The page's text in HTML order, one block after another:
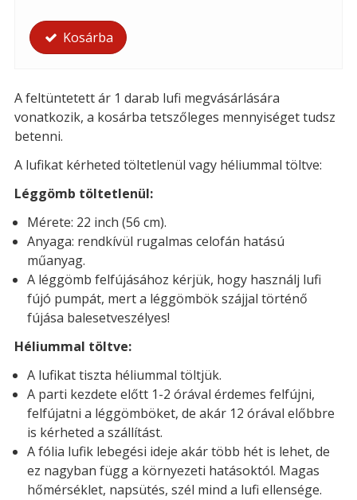
Kosárba
A feltüntetett ár 1 darab lufi megvásárlására
vonatkozik, a kosárba tetszőleges mennyiséget tudsz
betenni.
A lufikat kérheted töltetlenül vagy héliummal töltve:
Léggömb töltetlenül:
Mérete: 22 inch (56 cm).
Anyaga: rendkívül rugalmas celofán hatású
műanyag.
A léggömb felfújásához kérjük, hogy használj lufi
fújó pumpát, mert a léggömbök szájjal történő
fújása balesetveszélyes!
Héliummal töltve:
A lufikat tiszta héliummal töltjük.
A parti kezdete előtt 1-2 órával érdemes felfújni,
felfújatni a léggömböket, de akár 12 órával előbbre
is kérheted a szállítást.
A fólia lufik lebegési ideje akár több hét is lehet, de
ez nagyban függ a környezeti hatásoktól. Magas
hőmérséklet, napsütés, szél mind a lufi ellensége.